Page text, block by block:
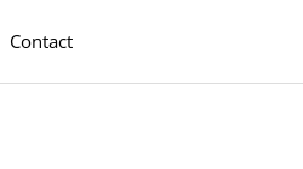
Contact